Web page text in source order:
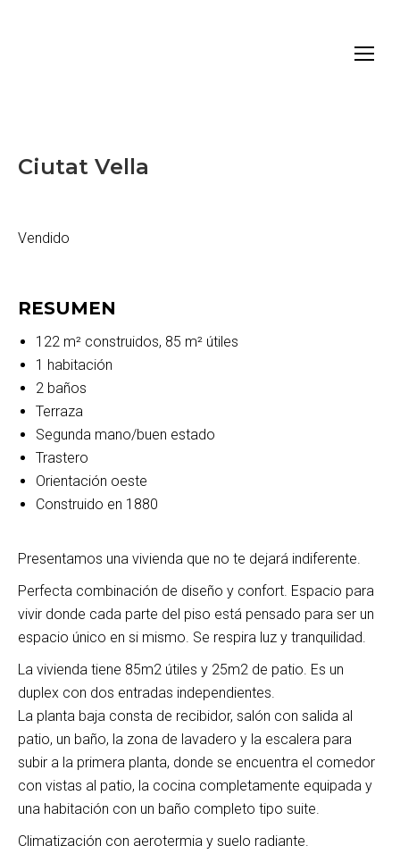
Ciutat Vella
Vendido
RESUMEN
122 m² construidos, 85 m² útiles
1 habitación
2 baños
Terraza
Segunda mano/buen estado
Trastero
Orientación oeste
Construido en 1880
Presentamos una vivienda que no te dejará indiferente.
Perfecta combinación de diseño y confort. Espacio para
vivir donde cada parte del piso está pensado para ser un
espacio único en si mismo. Se respira luz y tranquilidad.
La vivienda tiene 85m2 útiles y 25m2 de patio. Es un
duplex con dos entradas independientes.
La planta baja consta de recibidor, salón con salida al
patio, un baño, la zona de lavadero y la escalera para
subir a la primera planta, donde se encuentra el comedor
con vistas al patio, la cocina completamente equipada y
una habitación con un baño completo tipo suite.
Climatización con aerotermia y suelo radiante.